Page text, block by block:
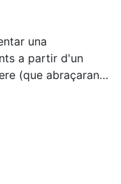
una
a partir d'un
(que abraçaran
difusió), d'una
text poètic) i
la poesia per a
com de